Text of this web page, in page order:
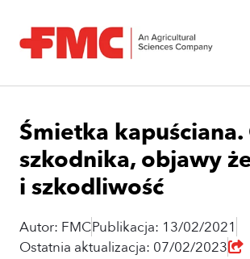
Śmietka kapuściana.
szkodnika, objawy
i szkodliwość
Autor: FMCPublikacja: 13/02/2021
Ostatnia aktualizacja: 07/02/2023